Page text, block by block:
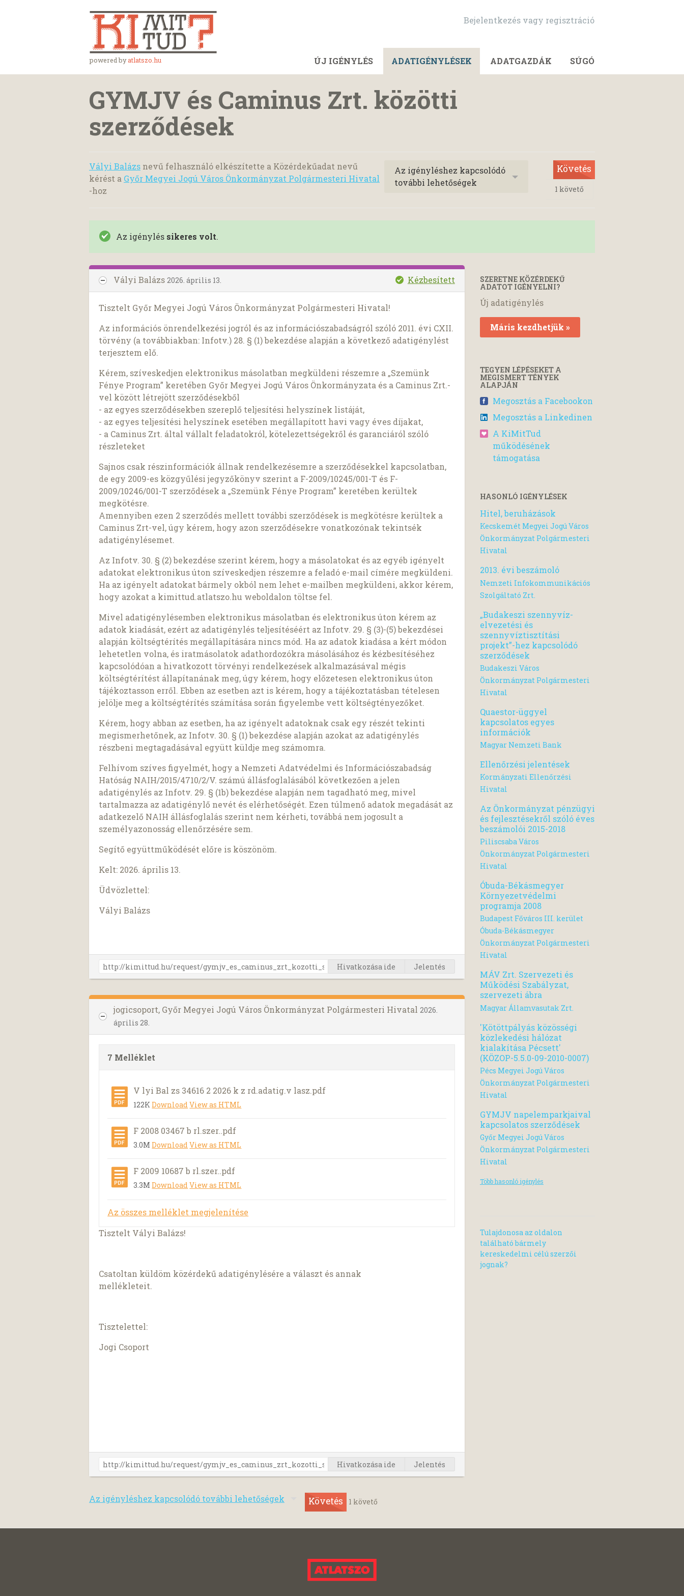
powered byatlatszo.hu
Bejelentkezés vagy regisztráció
ÚJ IGÉNYLÉS ADATIGÉNYLÉSEK ADATGAZDÁK SÚGÓ
GYMJV és Caminus Zrt. közötti
szerződések
Vályi Balázs nevű felhasználó elkészítette a Közérdekűadat nevű
kérést a Győr Megyei Jogú Város Önkormányzat Polgármesteri Hivatal
-hoz
Az igényléshez kapcsolódó
további lehetőségek
Követés
1 követő
Az igénylés sikeres volt.
Vályi Balázs 2026. április 13. Kézbesített
Tisztelt Győr Megyei Jogú Város Önkormányzat Polgármesteri Hivatal!
Az információs önrendelkezési jogról és az információszabadságról szóló 2011. évi CXII.
törvény (a továbbiakban: Infotv.) 28. § (1) bekezdése alapján a következő adatigénylést
terjesztem elő.
Kérem, szíveskedjen elektronikus másolatban megküldeni részemre a „Szemünk
Fénye Program” keretében Győr Megyei Jogú Város Önkormányzata és a Caminus Zrt.-
vel között létrejött szerződésekből
- az egyes szerződésekben szereplő teljesítési helyszínek listáját,
- az egyes teljesítési helyszínek esetében megállapított havi vagy éves díjakat,
- a Caminus Zrt. által vállalt feladatokról, kötelezettségekről és garanciáról szóló
részleteket
Sajnos csak részinformációk állnak rendelkezésemre a szerződésekkel kapcsolatban,
de egy 2009-es közgyűlési jegyzőkönyv szerint a F-2009/10245/001-T és F-
2009/10246/001-T szerződések a „Szemünk Fénye Program” keretében kerültek
megkötésre.
Amennyiben ezen 2 szerződés mellett további szerződések is megkötésre kerültek a
Caminus Zrt-vel, úgy kérem, hogy azon szerződésekre vonatkozónak tekintsék
adatigénylésemet.
Az Infotv. 30. § (2) bekezdése szerint kérem, hogy a másolatokat és az egyéb igényelt
adatokat elektronikus úton szíveskedjen részemre a feladó e-mail címére megküldeni.
Ha az igényelt adatokat bármely okból nem lehet e-mailben megküldeni, akkor kérem,
hogy azokat a kimittud.atlatszo.hu weboldalon töltse fel.
Mivel adatigénylésemben elektronikus másolatban és elektronikus úton kérem az
adatok kiadását, ezért az adatigénylés teljesítéséért az Infotv. 29. § (3)-(5) bekezdései
alapján költségtérítés megállapítására nincs mód. Ha az adatok kiadása a kért módon
lehetetlen volna, és iratmásolatok adathordozókra másolásához és kézbesítéséhez
kapcsolódóan a hivatkozott törvényi rendelkezések alkalmazásával mégis
költségtérítést állapítanának meg, úgy kérem, hogy előzetesen elektronikus úton
tájékoztasson erről. Ebben az esetben azt is kérem, hogy a tájékoztatásban tételesen
jelölje meg a költségtérítés számítása során figyelembe vett költségtényezőket.
Kérem, hogy abban az esetben, ha az igényelt adatoknak csak egy részét tekinti
megismerhetőnek, az Infotv. 30. § (1) bekezdése alapján azokat az adatigénylés
részbeni megtagadásával együtt küldje meg számomra.
Felhívom szíves figyelmét, hogy a Nemzeti Adatvédelmi és Információszabadság
Hatóság NAIH/2015/4710/2/V. számú állásfoglalásából következően a jelen
adatigénylés az Infotv. 29. § (1b) bekezdése alapján nem tagadható meg, mivel
tartalmazza az adatigénylő nevét és elérhetőségét. Ezen túlmenő adatok megadását az
adatkezelő NAIH állásfoglalás szerint nem kérheti, továbbá nem jogosult a
személyazonosság ellenőrzésére sem.
Segítő együttműködését előre is köszönöm.
Kelt: 2026. április 13.
Üdvözlettel:
Vályi Balázs
Hivatkozása ide Jelentés
jogicsoport, Győr Megyei Jogú Város Önkormányzat Polgármesteri Hivatal 2026.
április 28.
7 Melléklet
V lyi Bal zs 34616 2 2026 k z rd.adatig.v lasz.pdf
122KDownloadView as HTML
F 2008 03467 b rl.szer..pdf
3.0MDownloadView as HTML
F 2009 10687 b rl.szer..pdf
3.3MDownloadView as HTML
Az összes melléklet megjelenítése
Tisztelt Vályi Balázs!
Csatoltan küldöm közérdekű adatigénylésére a választ és annak
mellékleteit.
Tisztelettel:
Jogi Csoport
Hivatkozása ide Jelentés
Az igényléshez kapcsolódó további lehetőségek Követés 1 követő
SZERETNE KÖZÉRDEKŰ
ADATOT IGÉNYELNI?
Új adatigénylés
Máris kezdhetjük »
TEGYEN LÉPÉSEKET A
MEGISMERT TÉNYEK
ALAPJÁN
Megosztás a Facebookon
Megosztás a Linkedinen
A KiMitTud
működésének
támogatása
HASONLÓ IGÉNYLÉSEK
Hitel, beruházások
Kecskemét Megyei Jogú Város
Önkormányzat Polgármesteri
Hivatal
2013. évi beszámoló
Nemzeti Infokommunikációs
Szolgáltató Zrt.
„Budakeszi szennyvíz-
elvezetési és
szennyvíztisztítási
projekt”-hez kapcsolódó
szerződések
Budakeszi Város
Önkormányzat Polgármesteri
Hivatal
Quaestor-üggyel
kapcsolatos egyes
információk
Magyar Nemzeti Bank
Ellenőrzési jelentések
Kormányzati Ellenőrzési
Hivatal
Az Önkormányzat pénzügyi
és fejlesztésekről szóló éves
beszámolói 2015-2018
Piliscsaba Város
Önkormányzat Polgármesteri
Hivatal
Óbuda-Békásmegyer
Környezetvédelmi
programja 2008
Budapest Főváros III. kerület
Óbuda-Békásmegyer
Önkormányzat Polgármesteri
Hivatal
MÁV Zrt. Szervezeti és
Működési Szabályzat,
szervezeti ábra
Magyar Államvasutak Zrt.
'Kötöttpályás közösségi
közlekedési hálózat
kialakítása Pécsett'
(KÖZOP-5.5.0-09-2010-0007)
Pécs Megyei Jogú Város
Önkormányzat Polgármesteri
Hivatal
GYMJV napelemparkjaival
kapcsolatos szerződések
Győr Megyei Jogú Város
Önkormányzat Polgármesteri
Hivatal
Több hasonló igénylés
Tulajdonosa az oldalon
található bármely
kereskedelmi célú szerzői
jognak?